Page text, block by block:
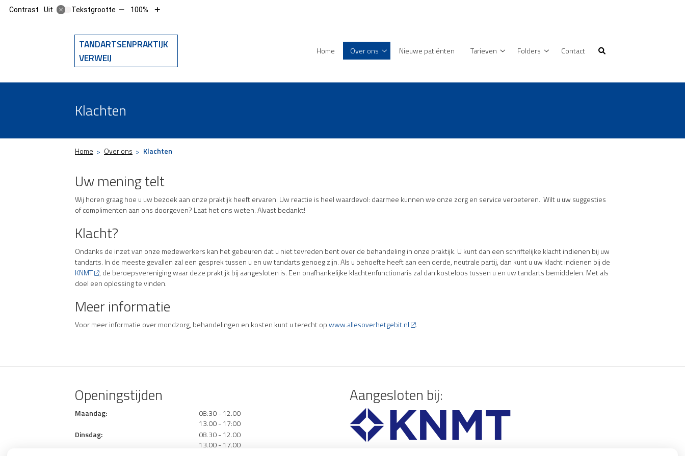
Contrast Uit Tekstgrootte Tekst
10%
100%
Tekst
10%
TANDARTSENPRAKTIJK
VERWEIJ
Home
Over ons
Over
submenu
Nieuwe patiënten
Tarieven
Folders
Contact
Klachten
Home Over ons Klachten
Uw mening telt
Wij horen graag hoe u uw bezoek aan onze praktijk heeft ervaren. Uw reactie is heel waardevol: daarmee kunnen we onze zorg en service verbeteren. Wilt u uw suggesties
of complimenten aan ons doorgeven? Laat het ons weten. Alvast bedankt!
Klacht?
Ondanks de inzet van onze medewerkers kan het gebeuren dat u niet tevreden bent over de behandeling in onze praktijk. U kunt dan een schriftelijke klacht indienen bij uw
tandarts. In de meeste gevallen zal een gesprek tussen u en uw tandarts genoeg zijn. Als u behoefte heeft aan een derde, neutrale partij, dan kunt u uw klacht indienen bij de
KNMT
, de beroepsvereniging waar deze praktijk bij aangesloten is. Een onafhankelijke klachtenfunctionaris zal dan kosteloos tussen u en uw tandarts bemiddelen. Met als
doel een oplossing te vinden.
Meer informatie
Voor meer informatie over mondzorg, behandelingen en kosten kunt u terecht opwww.allesoverhetgebit.nl .
Openingstijden
Maandag: 08:30tot
- 12.00
13.00tot
- 17:00
Dinsdag:
08.30tot
- 12.00
13.00tot
- 17.00
Aangesloten bij: